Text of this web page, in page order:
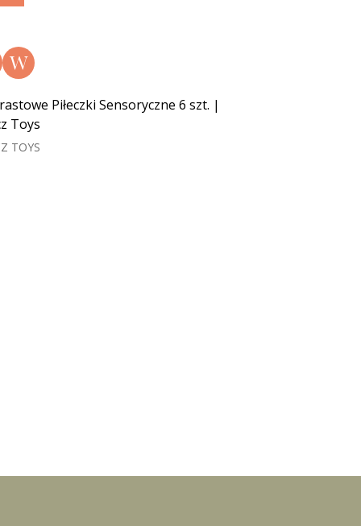
W
Piłeczki Sensoryczne 6 szt. |
Toys
TOYS